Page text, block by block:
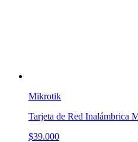
Mikrotik
Tarjeta de Red Inalámbrica
$39.000